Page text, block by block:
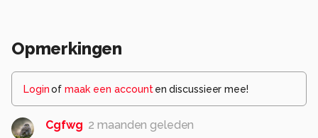
Opmerkingen
Loginof maak een account en discussieer mee!
Cgfwg 2 maanden geleden